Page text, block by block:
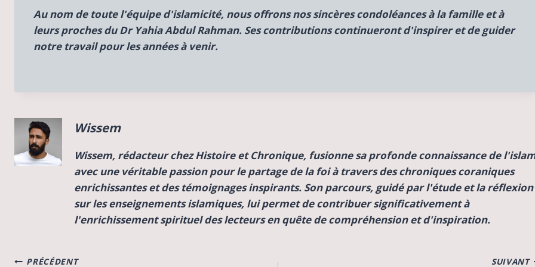
Au nom de toute l'équipe d'islamicité, nous offrons nos sincères condoléances à la famille et à
leurs proches du Dr Yahia Abdul Rahman. Ses contributions continueront d'inspirer et de guider
notre travail pour les années à venir.
Wissem
Wissem, rédacteur chez Histoire et Chronique, fusionne sa profonde connaissance de
avec une véritable passion pour le partage de la foi à travers des chroniques coraniques
enrichissantes et des témoignages inspirants. Son parcours, guidé par l'étude et la réflexion
sur les enseignements islamiques, lui permet de contribuer significativement à
l'enrichissement spirituel des lecteurs en quête de compréhension et d'inspiration.
PRÉCÉDENT SUIVANT